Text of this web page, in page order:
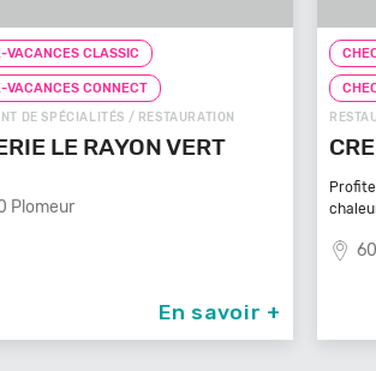
VACANCES CLASSIC
VACANCES CONNECT
DE SPÉCIALITÉS / RESTAURATION
TOUCH BEAUVAIS
et
En savoir +